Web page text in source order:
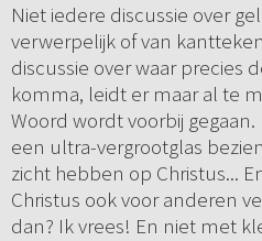
Niet iedere discussie over
verwerpelijk of van
discussie over waar precies
komma, leidt er maar al te
Woord wordt voorbij
een ultra-vergrootglas
zicht hebben op Christus...
Christus ook voor anderen
dan? Ik vrees! En niet met